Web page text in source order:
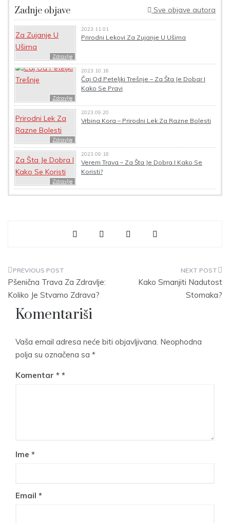
Zadnje objave Sve objave autora
Zdravlje
2023.11.01
Prirodni Lekovi Za Zujanje U Ušima
Zdravlje
2023.10.16
Čaj Od Peteljki Trešnje – Za Šta Je Dobar I
Kako Se Pravi
Zdravlje
2023.09.20
Vrbina Kora – Prirodni Lek Za Razne Bolesti
Zdravlje
2023.09.18
Verem Trava – Za Šta Je Dobra I Kako Se
Koristi?
Navigacija
članaka
Pšenična Trava Za Zdravlje:
Koliko Je Stvarno Zdrava?
Kako Smanjiti Nadutost
Stomaka?
Komentariši
Vaša email adresa neće biti objavljivana. Neophodna
polja su označena sa *
Komentar *
Ime *
Email *